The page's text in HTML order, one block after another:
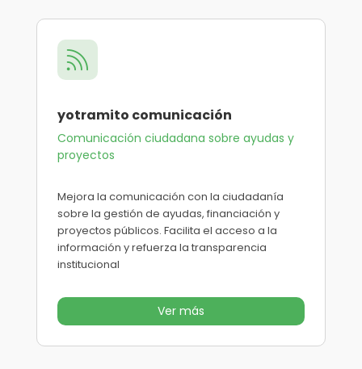

yotramito comunicación
Comunicación ciudadana sobre ayudas y
proyectos
Mejora la comunicación con la ciudadanía
sobre la gestión de ayudas, financiación y
proyectos públicos. Facilita el acceso a la
información y refuerza la transparencia
institucional
Ver más